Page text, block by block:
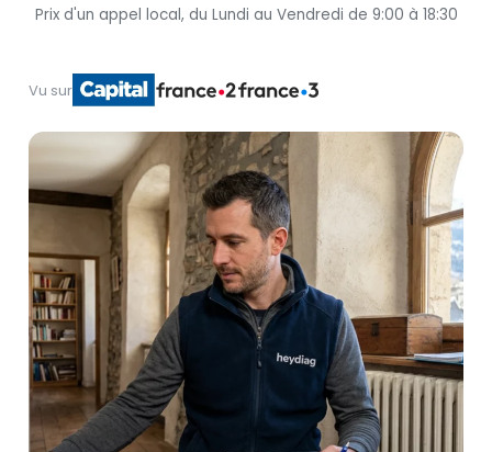
Prix d'un appel local, du Lundi au Vendredi de 9:00 à 18:30
Vu sur